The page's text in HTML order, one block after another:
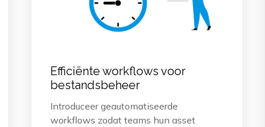
Efficiënte workflows voor
bestandsbeheer
Introduceer geautomatiseerde
workflows zodat teams hun asset